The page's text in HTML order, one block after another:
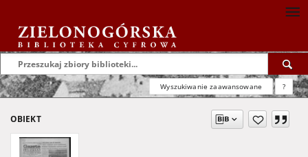
Wyszukiwanie zaawansowane ?
OBIEKT